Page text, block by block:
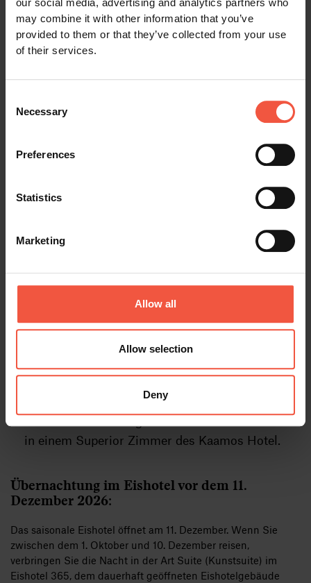
our social media, advertising and analytics partners who
may combine it with other information that you’ve
provided to them or that they’ve collected from your use
of their services.
Selection
Necessary
Preferences
Statistics
Marketing
Allow all
Allow selection
Deny
Waschräumen im Servicegebäude wie
beschrieben, inklusive Frühstück.
während Ihres Aufenthalts.
Transfer vom Flughafen Kiruna zum Eishotel.
Transfer vom Eishotel zum Bahnhof Kiruna.
Zug von Kiruna nach Narvik.
Reiseunterlagen per E-Mail inklusive eines
Zusätzliche Leistungen nur für Reisekategorie
Hotels der Reisekategorie
(Winter-Kunstsuite) im Jukkasjärvi Eishotel (dem
Gäste der Reisekategorie GOLD übernachten
in einem Superior Zimmer des Kaamos Hotel.
Übernachtung im Eishotel vor dem 11.
Dezember 2026:
Das saisonale Eishotel öffnet am 11. Dezember. Wenn Sie
zwischen dem 1. Oktober und 10. Dezember reisen,
verbringen Sie die Nacht in der Art Suite (Kunstsuite) im
Eishotel 365, dem dauerhaft geöffneten Eishotelgebäude